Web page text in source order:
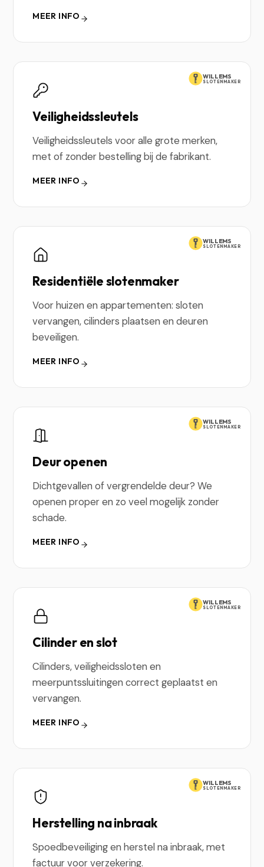
MEER INFO
WILLEMS
SLOTENMAKER
Veiligheidssleutels
Veiligheidssleutels voor alle grote merken,
met of zonder bestelling bij de fabrikant.
MEER INFO
WILLEMS
SLOTENMAKER
Residentiële slotenmaker
Voor huizen en appartementen: sloten
vervangen, cilinders plaatsen en deuren
beveiligen.
MEER INFO
WILLEMS
SLOTENMAKER
Deur openen
Dichtgevallen of vergrendelde deur? We
openen proper en zo veel mogelijk zonder
schade.
MEER INFO
WILLEMS
SLOTENMAKER
Cilinder en slot
Cilinders, veiligheidssloten en
meerpuntssluitingen correct geplaatst en
vervangen.
MEER INFO
WILLEMS
SLOTENMAKER
Herstelling na inbraak
Spoedbeveiliging en herstel na inbraak, met
factuur voor verzekering.